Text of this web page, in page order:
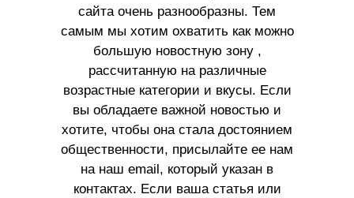
сайта очень разнообразны. Тем
самым мы хотим охватить как можно
большую новостную зону ,
рассчитанную на различные
возрастные категории и вкусы. Если
вы обладаете важной новостью и
хотите, чтобы она стала достоянием
общественности, присылайте ее нам
на наш email, который указан в
контактах. Если ваша статья или